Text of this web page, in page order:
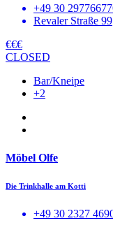
+49 30
Revaler Straße 99
€€€
CLOSED
Bar/Kneipe
+2
Möbel Olfe
Die Trinkhalle am Kotti
+49 30 2327